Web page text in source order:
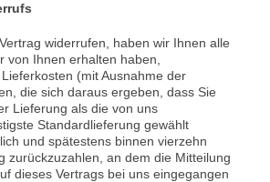
widerrufen, haben wir Ihnen alle
von Ihnen erhalten haben,
(mit Ausnahme der
die sich daraus ergeben, dass Sie
Lieferung als die von uns
Standardlieferung gewählt
und spätestens binnen vierzehn
zurückzuzahlen, an dem die Mitteilung
dieses Vertrags bei uns eingegangen